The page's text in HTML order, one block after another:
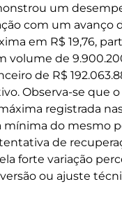
um
com um avanço
em R$ 19,76,
volume de
de R$
Observa-se que
registrada
mínima do mesmo
de
forte variação
ou ajuste